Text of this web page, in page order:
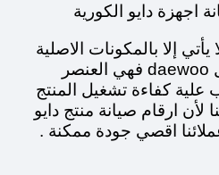
اجهزة دايو الكورية
يأتي إلا بالمكونات الاصلية
المتوفرة لدي توكيل daewoo فهي العنصر
علية كفاءة تشغيل المنتج
لأن ارقام صيانة منتج دايو
اقصي جودة ممكنة .